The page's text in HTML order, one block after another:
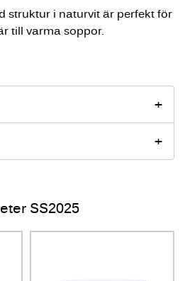
struktur i naturvit är perfekt för
till varma soppor.
SS2025